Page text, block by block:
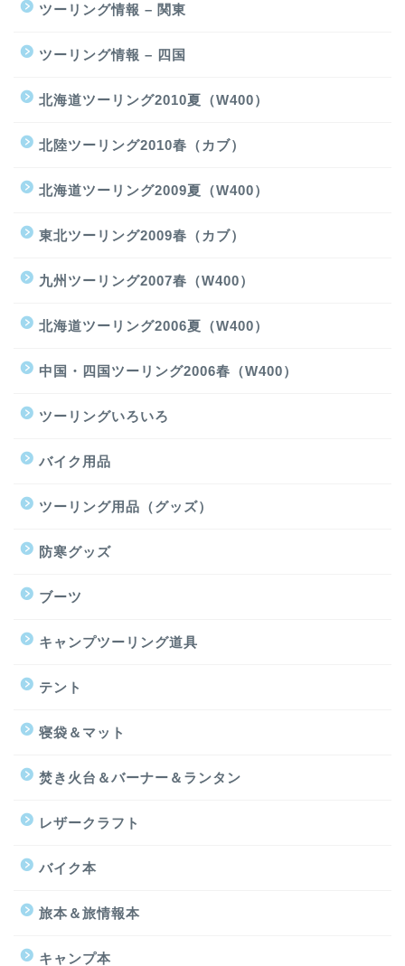
ツーリング情報 – 関東
ツーリング情報 – 四国
北海道ツーリング2010夏（W400）
北陸ツーリング2010春（カブ）
北海道ツーリング2009夏（W400）
東北ツーリング2009春（カブ）
九州ツーリング2007春（W400）
北海道ツーリング2006夏（W400）
中国・四国ツーリング2006春（W400）
ツーリングいろいろ
バイク用品
ツーリング用品（グッズ）
防寒グッズ
ブーツ
キャンプツーリング道具
テント
寝袋＆マット
焚き火台＆バーナー＆ランタン
レザークラフト
バイク本
旅本＆旅情報本
キャンプ本